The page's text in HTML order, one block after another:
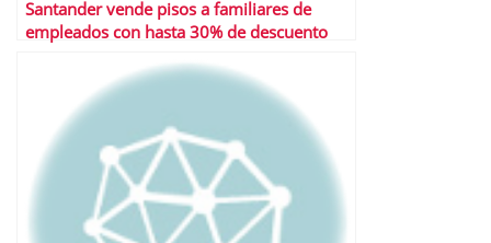
Santander vende pisos a familiares de
empleados con hasta 30% de descuento